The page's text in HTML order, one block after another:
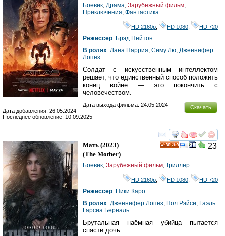
Боевик, Драма, Зарубежный фильм,
Приключения, Фантастика
HD 2160р HD 1080 HD 720
Режиссер: Брэд Пейтон
В ролях: Лана Паррия, Симу Лю, Дженнифер
Лопез
Солдат с искусственным интеллектом
решает, что единственный способ положить
конец войне — это покончить с
человечеством.
Скачать
Дата выхода фильма: 24.05.2024
Дата добавления: 26.05.2024
Последнее обновление: 10.09.2025
смотреть
23
Мать (2023)
(The Mother)
Боевик, Зарубежный фильм, Триллер
HD 2160р HD 1080 HD 720
Режиссер: Ники Каро
В ролях: Дженнифер Лопез, Пол Рэйси, Гаэль
Гарсиа Берналь
Брутальная наёмная убийца пытается
спасти дочь.